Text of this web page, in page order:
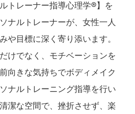
トレーナー指導心理学®】を
ナルトレーナーが、女性一人
や目標に深く寄り添います。
けでなく、モチベーションを
向きな気持ちでボディメイク
ナルトレーニング指導を行い
潔な空間で、挫折させず、楽